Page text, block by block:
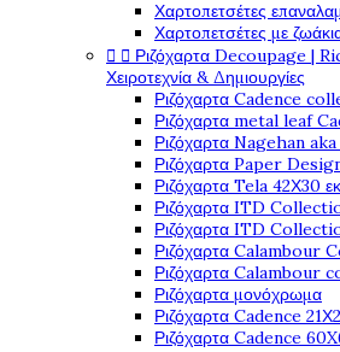
Χαρτοπετσέτες
Χαρτοπετσέτες με
  Ριζόχαρτα Decoupage |
Χειροτεχνία & Δημιουργίες
Ριζόχαρτα Cadence
Ριζόχαρτα metal leaf
Ριζόχαρτα Nagehan
Ριζόχαρτα Paper
Ριζόχαρτα Tela 42Χ30
Ριζόχαρτα ITD
Ριζόχαρτα ITD
Ριζόχαρτα Calambour
Ριζόχαρτα Calambour
Ριζόχαρτα μονόχρωμα
Ριζόχαρτα Cadence
Ριζόχαρτα Cadence